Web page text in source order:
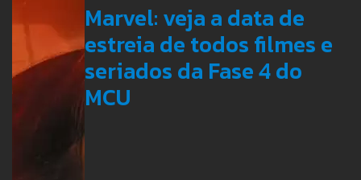
Marvel: veja a data de
estreia de todos filmes e
seriados da Fase 4 do
MCU